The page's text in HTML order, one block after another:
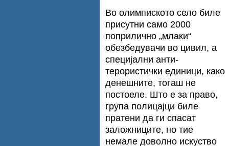
Во олимпиското село биле
присутни само 2000
поприлично „млаки“
обезбедувачи во цивил, а
специјални анти-
терористички единици, како
денешните, тогаш не
постоеле. Што е за право,
група полицајци биле
пратени да ги спасат
заложниците, но тие
немале доволно искуство